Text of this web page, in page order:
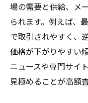
場の需要と供給、メ
られます。例えば、
で取引されやすく、
価格が下がりやすい
ニュースや専門サイ
見極めることが高額